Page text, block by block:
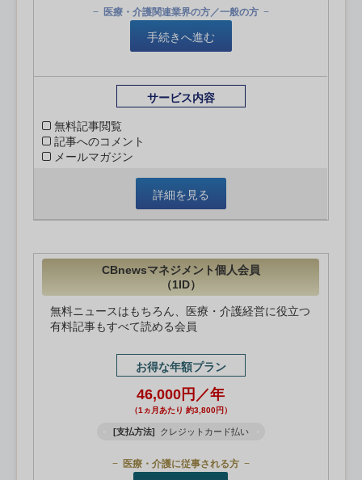
医療・介護関連業界の方／一般の方
手続きへ進む
サービス内容
無料記事閲覧
記事へのコメント
メールマガジン
詳細を見る
CBnewsマネジメント個人会員
（1ID）
無料ニュースはもちろん、医療・介護経営に役立つ
有料記事もすべて読める会員
お得な年額プラン
46,000円／年
（1ヵ月あたり 約3,800円）
[支払方法] クレジットカード払い
医療・介護に従事される方